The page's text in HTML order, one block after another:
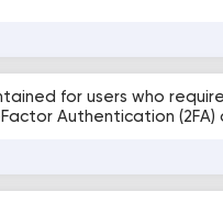
for users who
Authentication (2FA)